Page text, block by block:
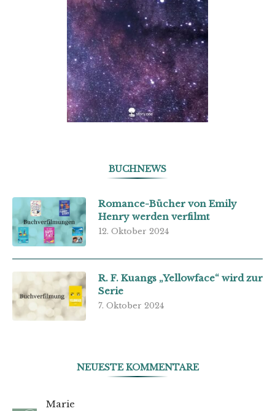
BUCHNEWS
Romance-Bücher von Emily
Henry werden verfilmt
12. Oktober 2024
R. F. Kuangs „Yellowface“ wird zur
Serie
7. Oktober 2024
NEUESTE KOMMENTARE
Marie